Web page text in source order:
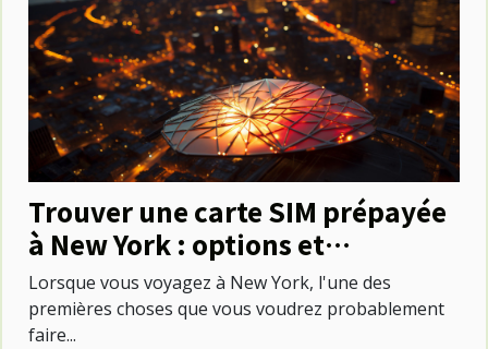
Trouver une carte SIM prépayée
à New York : options et
emplacements
Lorsque vous voyagez à New York, l'une des
premières choses que vous voudrez probablement
faire...